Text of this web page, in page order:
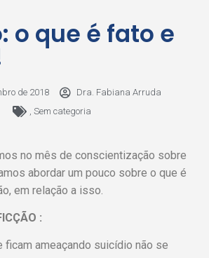
o que é fato e
de 2018
Dra. Fabiana Arruda
, Sem categoria
no mês de conscientização sobre
abordar um pouco sobre o que é
em relação a isso.
:
ficam ameaçando suicídio não se